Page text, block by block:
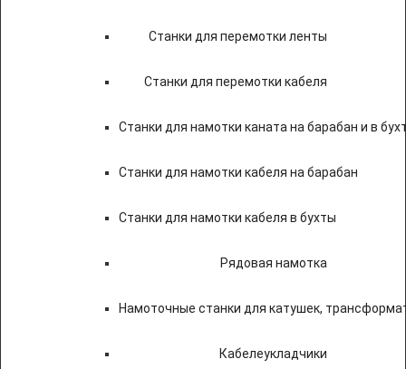
Станки для перемотки ленты
Станки для перемотки кабеля
Станки для намотки каната на барабан и в
Станки для намотки кабеля на барабан
Станки для намотки кабеля в бухты
Рядовая намотка
Намоточные станки для катушек,
Кабелеукладчики